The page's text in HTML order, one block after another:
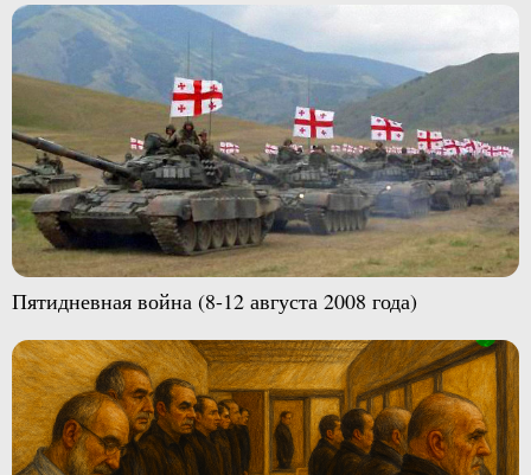
Пятидневная война (8-12 августа 2008 года)